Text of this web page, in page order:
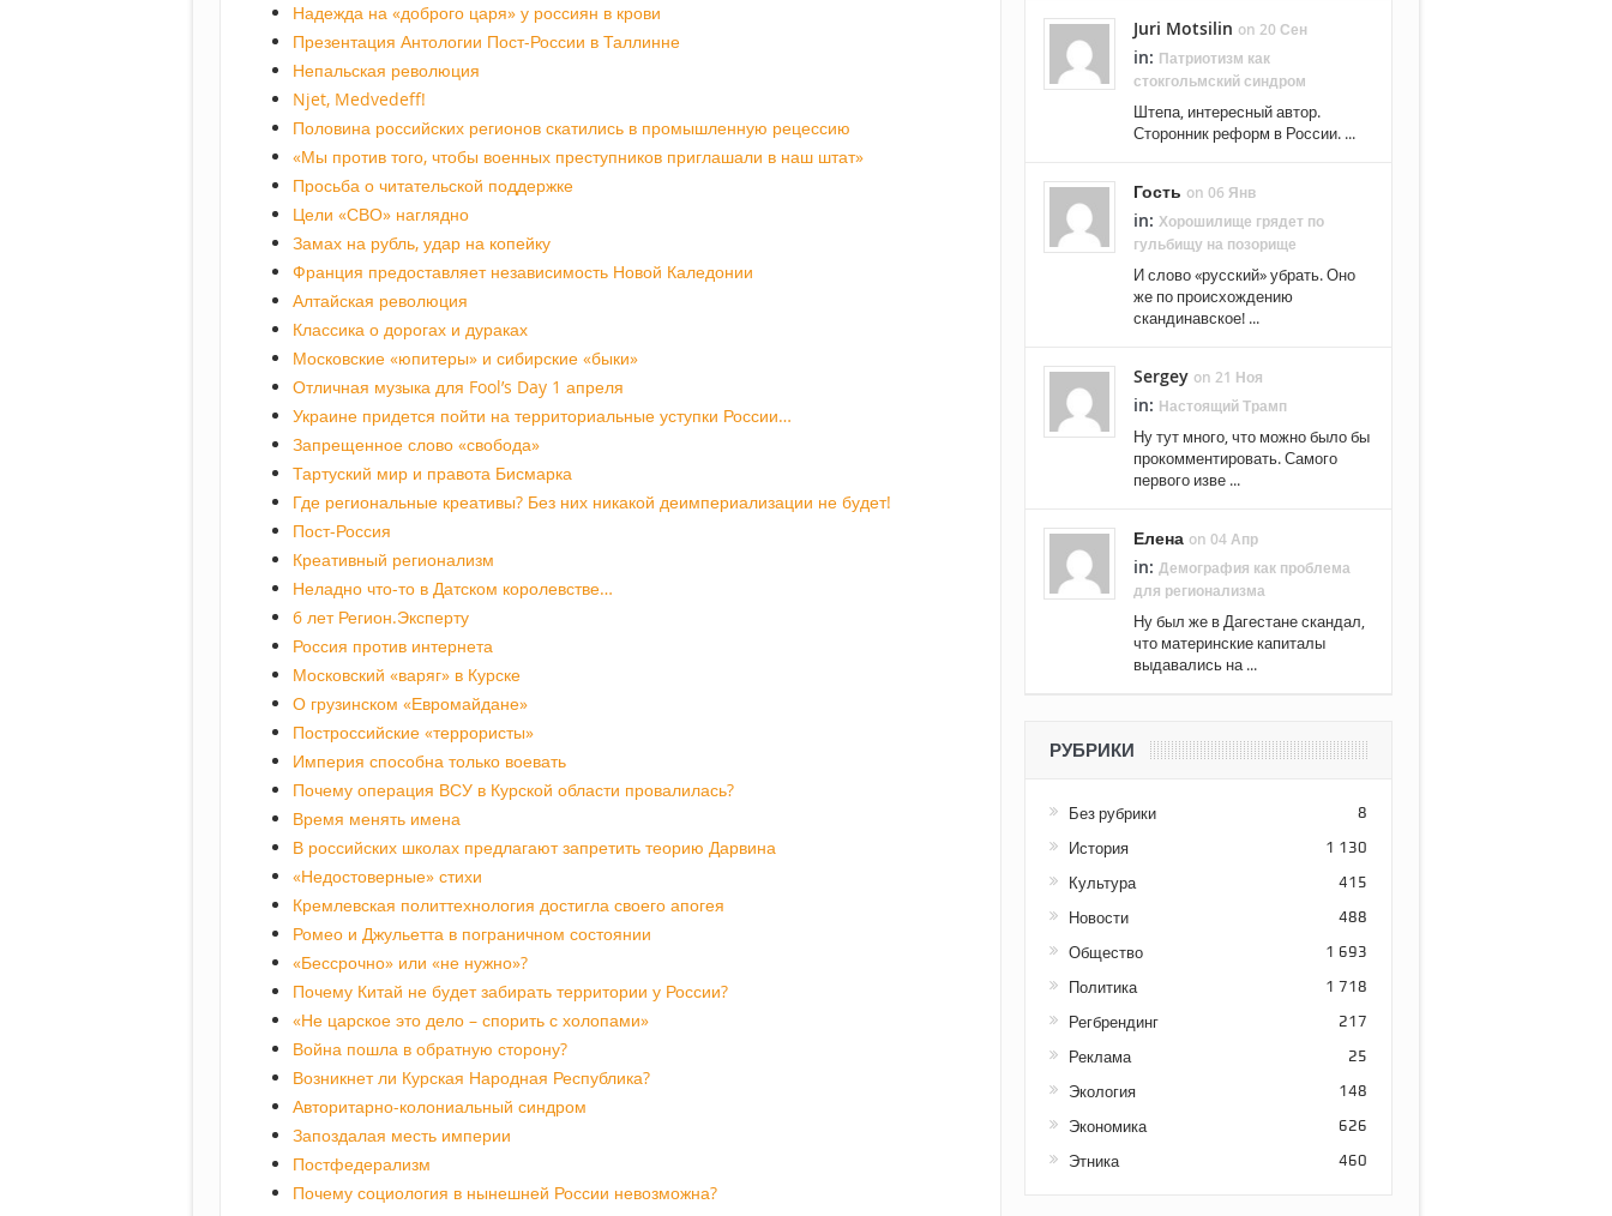
Надежда на «доброго царя» у россиян в крови
Презентация Антологии Пост-России в Таллинне
Непальская революция
Njet, Medvedeff!
Половина российских регионов скатились в промышленную рецессию
«Мы против того, чтобы военных преступников приглашали в наш штат»
Просьба о читательской поддержке
Цели «СВО» наглядно
Замах на рубль, удар на копейку
Франция предоставляет независимость Новой Каледонии
Алтайская революция
Классика о дорогах и дураках
Московские «юпитеры» и сибирские «быки»
Отличная музыка для Fool’s Day 1 апреля
Украине придется пойти на территориальные уступки России…
Запрещенное слово «свобода»
Тартуский мир и правота Бисмарка
Где региональные креативы? Без них никакой деимпериализации не будет!
Пост-Россия
Креативный регионализм
Неладно что-то в Датском королевстве…
6 лет Регион.Эксперту
Россия против интернета
Московский «варяг» в Курске
О грузинском «Евромайдане»
Построссийские «террористы»
Империя способна только воевать
Почему операция ВСУ в Курской области провалилась?
Время менять имена
В российских школах предлагают запретить теорию Дарвина
«Недостоверные» стихи
Кремлевская политтехнология достигла своего апогея
Ромео и Джульетта в пограничном состоянии
«Бессрочно» или «не нужно»?
Почему Китай не будет забирать территории у России?
«Не царское это дело – спорить с холопами»
Война пошла в обратную сторону?
Возникнет ли Курская Народная Республика?
Авторитарно-колониальный синдром
Запоздалая месть империи
Постфедерализм
Почему социология в нынешней России невозможна?
Juri Motsilin on 20 Сен
in: Патриотизм как
стокгольмский синдром
Штепа, интересный автор.
Сторонник реформ в России. ...
Гость on 06 Янв
in: Хорошилище грядет по
гульбищу на позорище
И слово «русский» убрать. Оно
же по происхождению
скандинавское! ...
Sergey on 21 Ноя
in: Настоящий Трамп
Ну тут много, что можно было бы
прокомментировать. Самого
первого изве ...
Елена on 04 Апр
in: Демография как проблема
для регионализма
Ну был же в Дагестане скандал,
что материнские капиталы
выдавались на ...
РУБРИКИ
Без рубрики 8
История 1 130
Культура 415
Новости 488
Общество 1 693
Политика 1 718
Регбрендинг 217
Реклама 25
Экология 148
Экономика 626
Этника 460